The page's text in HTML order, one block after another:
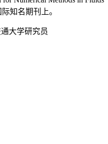
知名期刊上。
通大学研究员